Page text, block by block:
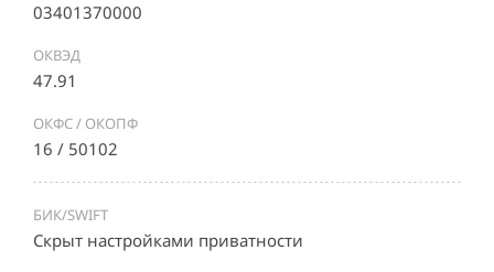
03401370000
ОКВЭД
47.91
ОКФС / ОКОПФ
16 / 50102
БИК/SWIFT
Скрыт настройками приватности